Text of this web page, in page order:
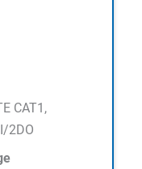
CAT1,
2DO